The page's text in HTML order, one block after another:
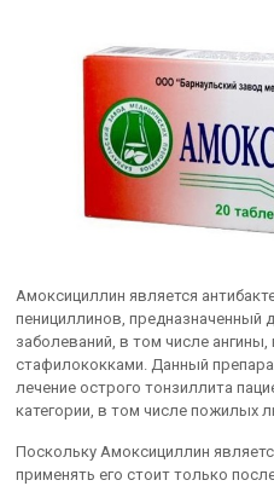
Амоксициллин является
пенициллинов, предназначенный
заболеваний, в том числе
стафилококками. Данный
лечение острого тонзиллита
категории, в том числе пожилых
Поскольку Амоксициллин
применять его стоит только